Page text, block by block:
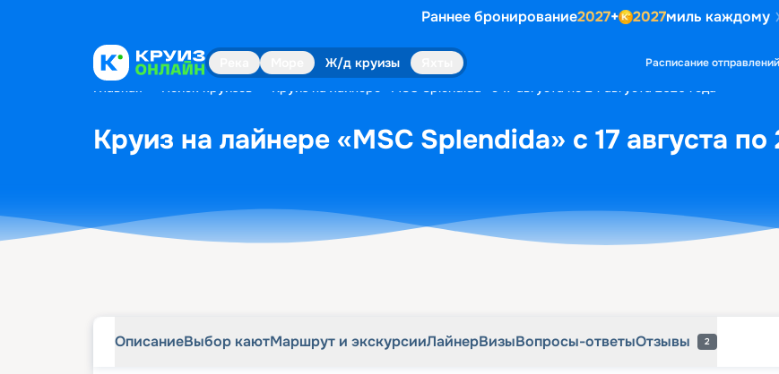
Раннее бронирование2027+ 2027миль каждому
Ж/д круизы Расписание отправлений
Главная Поиск круизов Круиз на лайнере «MSC Splendida» с 17 августа по 24 августа 2026 года
Круиз на лайнере «MSC Splendida» с 17 августа по
ОписаниеВыбор каютМаршрут и экскурсииЛайнерВизыВопросы-ответыОтзывы 2